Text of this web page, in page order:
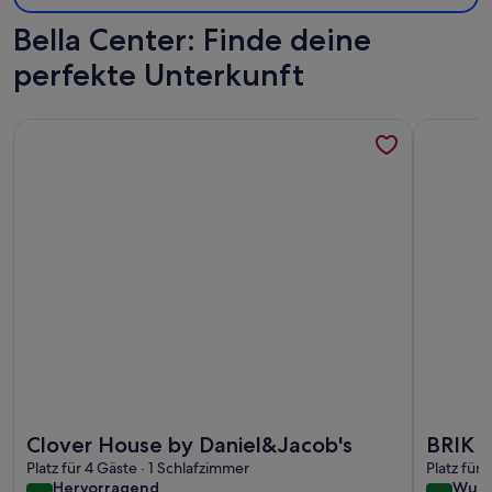
Bella Center: Finde deine
perfekte Unterkunft
Clover House by Daniel&Jacob's
Platz für 4 Gäste · 1 Schlafzimmer
Hervorragend
BRIK
Platz für